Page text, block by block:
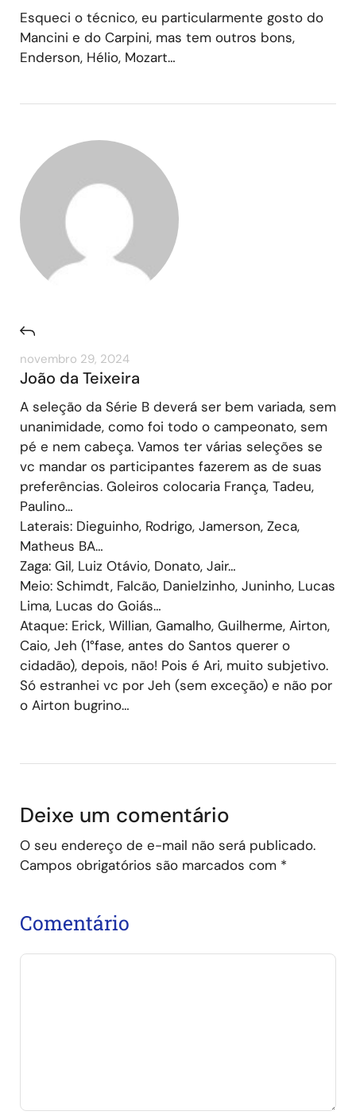
Esqueci o técnico, eu particularmente gosto do
Mancini e do Carpini, mas tem outros bons,
Enderson, Hélio, Mozart…
novembro 29, 2024
João da Teixeira
A seleção da Série B deverá ser bem variada, sem
unanimidade, como foi todo o campeonato, sem
pé e nem cabeça. Vamos ter várias seleções se
vc mandar os participantes fazerem as de suas
preferências. Goleiros colocaria França, Tadeu,
Paulino…
Laterais: Dieguinho, Rodrigo, Jamerson, Zeca,
Matheus BA…
Zaga: Gil, Luiz Otávio, Donato, Jair…
Meio: Schimdt, Falcão, Danielzinho, Juninho, Lucas
Lima, Lucas do Goiás…
Ataque: Erick, Willian, Gamalho, Guilherme, Airton,
Caio, Jeh (1°fase, antes do Santos querer o
cidadão), depois, não! Pois é Ari, muito subjetivo.
Só estranhei vc por Jeh (sem exceção) e não por
o Airton bugrino…
Deixe um comentário
O seu endereço de e-mail não será publicado.
Campos obrigatórios são marcados com *
Comentário